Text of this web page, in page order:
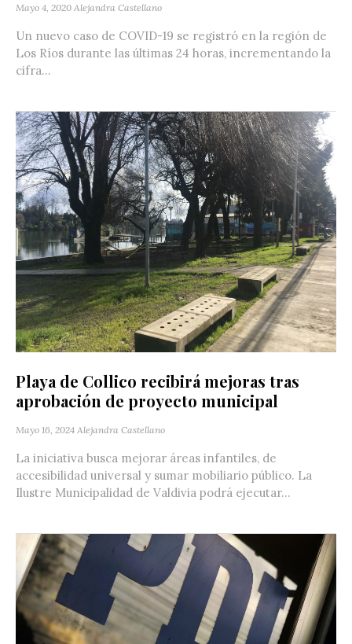
Mayo 4, 2020 Alejandra Castellano
Un nuevo caso de COVID-19 se registró en la región de
Los Ríos durante las últimas 24 horas, incrementando la
cifra...
Playa de Collico recibirá mejoras tras
aprobación de proyecto municipal
Mayo 16, 2024 Alejandra Castellano
La iniciativa busca mejorar áreas infantiles, de
accesibilidad universal y sumar mobiliario público. La
Ilustre Municipalidad de Valdivia podrá ejecutar...